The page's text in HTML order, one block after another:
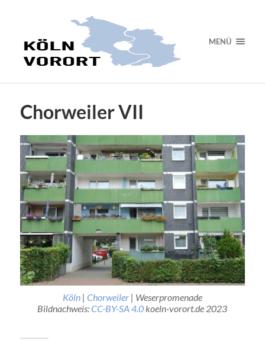
MENÜ
Chorweiler VII
Köln| Chorweiler| Weserpromenade
Bildnachweis:CC-BY-SA 4.0koeln-vorort.de 2023